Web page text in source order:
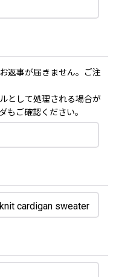
返事が届きません。ご注
として処理される場合が
もご確認ください。